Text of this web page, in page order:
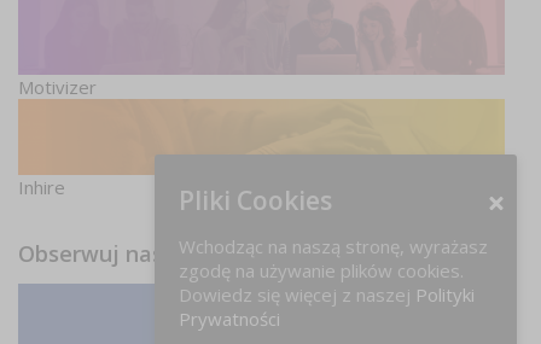
Motivizer
Inhire
Obserwuj nas
Pliki Cookies
Wchodząc na naszą stronę, wyrażasz
zgodę na używanie plików cookies.
Dowiedz się więcej z naszej Polityki
Prywatności